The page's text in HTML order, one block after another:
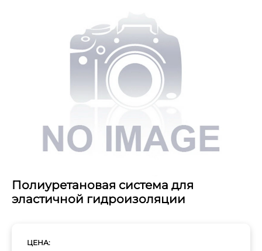
Полиуретановая система для
эластичной гидроизоляции
ЦЕНА: